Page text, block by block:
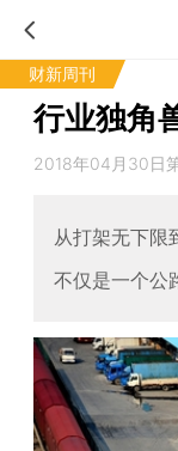
财新周刊
行业独角
2018年04月30日
从打架无下
不仅是一个公